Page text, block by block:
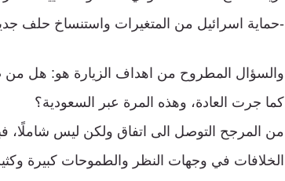
-حماية اسرائيل من المتغيرات واستنساخ حلف
والسؤال المطروح من اهداف الزيارة هو: هل
كما جرت العادة، وهذه المرة عبر السعودية؟
من المرجح التوصل الى اتفاق ولكن ليس شاملًا،
الخلافات في وجهات النظر والطموحات كبيرة